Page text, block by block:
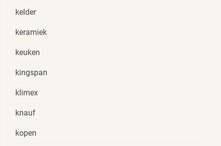
kelder
keramiek
keuken
kingspan
klimex
knauf
kopen